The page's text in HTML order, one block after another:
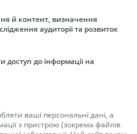
й контент, визначення
аудиторії та розвиток
доступ до інформації на
ваші персональні дані, а
з пристрою (зокрема файлів